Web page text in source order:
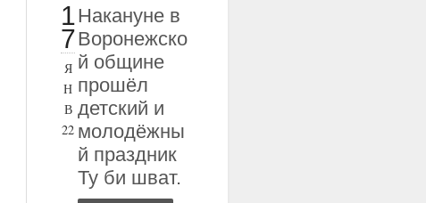
1
7
Я
Н
В
22
Накануне в
Воронежско
й общине
прошёл
детский и
молодёжны
й праздник
Ту би шват.